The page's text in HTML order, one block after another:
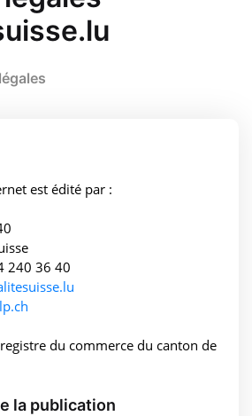
est édité par :
240 36 40
du commerce du canton de
la publication